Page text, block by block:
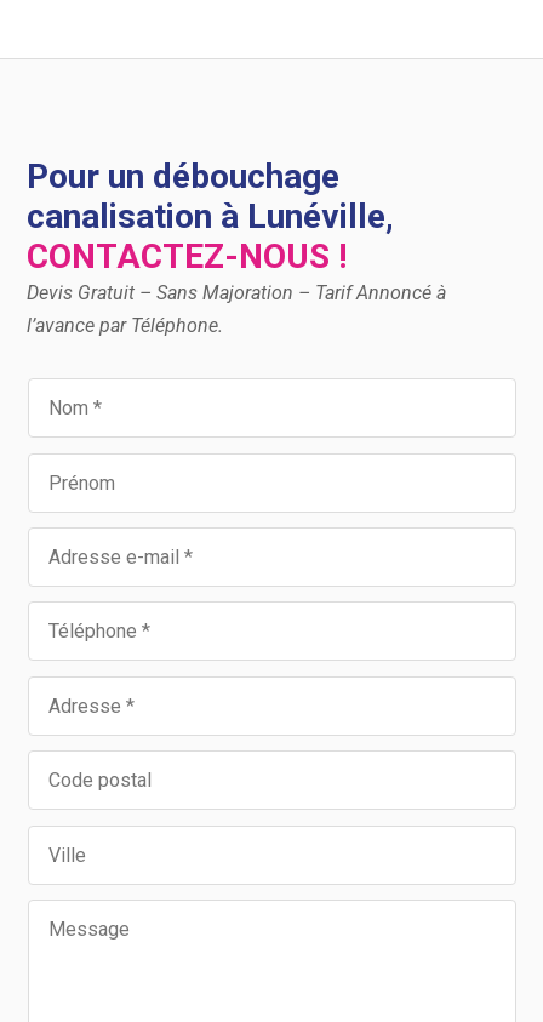
Pour un débouchage
canalisation à Lunéville,
CONTACTEZ-NOUS !
Devis Gratuit – Sans Majoration – Tarif Annoncé à
l’avance par Téléphone.